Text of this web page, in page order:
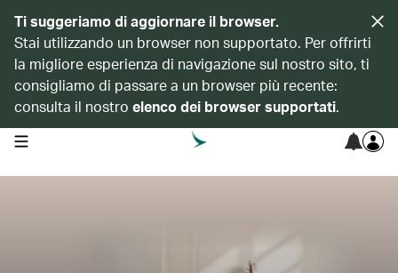
Ti suggeriamo di aggiornare il browser.
Stai utilizzando un browser non supportato. Per offrirti
la migliore esperienza di navigazione sul nostro sito, ti
consigliamo di passare a un browser più recente:
consulta il nostro elenco dei browser supportati.
open navigation menu